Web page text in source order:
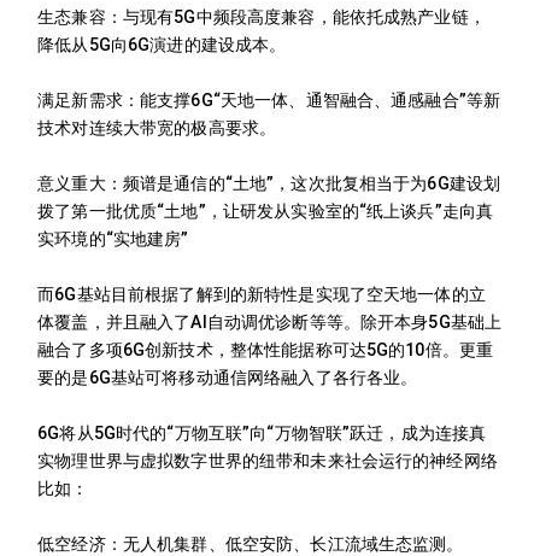
生态兼容：与现有5G中频段高度兼容，能依托成熟产业链，
降低从5G向6G演进的建设成本。
满足新需求：能支撑6G“天地一体、通智融合、通感融合”等新
技术对连续大带宽的极高要求。
意义重大：频谱是通信的“土地”，这次批复相当于为6G建设划
拨了第一批优质“土地”，让研发从实验室的“纸上谈兵”走向真
实环境的“实地建房”
而6G基站目前根据了解到的新特性是实现了空天地一体的立
体覆盖，并且融入了AI自动调优诊断等等。除开本身5G基础上
融合了多项6G创新技术，整体性能据称可达5G的10倍。更重
要的是6G基站可将移动通信网络融入了各行各业。
6G将从5G时代的“万物互联”向“万物智联”跃迁，成为连接真
实物理世界与虚拟数字世界的纽带和未来社会运行的神经网络
比如：
低空经济：无人机集群、低空安防、长江流域生态监测。